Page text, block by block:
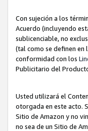
Con sujeción a los
Acuerdo (incluyendo
sublicenciable, no
(tal como se definen en
conformidad con los
Publicitario del
Usted utilizará el
otorgada en este acto.
Sitio de Amazon y no
no sea de un Sitio de